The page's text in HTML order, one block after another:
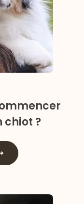
chiot ?